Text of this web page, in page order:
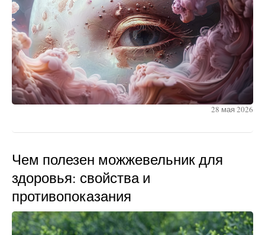
28 мая 2026
Чем полезен можжевельник для
здоровья: свойства и
противопоказания